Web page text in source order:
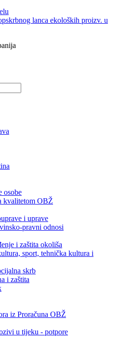
lanca ekoloških proizv. u
osobe
kvalitetom OBŽ
i uprave
pravni odnosi
i zaštita okoliša
sport, tehnička kultura i
skrb
i zaštita
iz Proračuna OBŽ
u tijeku - potpore